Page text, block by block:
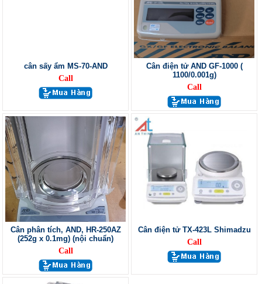
cân sấy ẩm MS-70-AND
Call
Cân điện tử AND GF-1000 (
1100/0.001g)
Call
Cân phân tích, AND, HR-250AZ
(252g x 0.1mg) (nội chuẩn)
Call
Cân điện tử TX-423L Shimadzu
Call